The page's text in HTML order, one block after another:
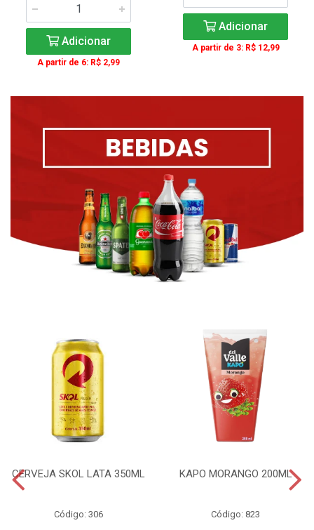
Adicionar
A partir de 6: R$ 2,99
Adicionar
A partir de 3: R$ 12,99
CERVEJA SKOL LATA 350ML
Código: 306
KAPO MORANGO 200ML
Código: 823